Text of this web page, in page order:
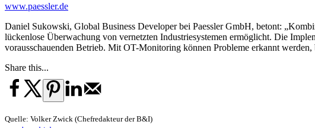
www.paessler.de
Daniel Sukowski, Global Business Developer bei Paessler GmbH, betont:
lückenlose Überwachung von vernetzten Industriesystemen ermöglicht. Die
vorausschauenden Betrieb. Mit OT-Monitoring können Probleme erkannt
Share this...
Quelle: Volker Zwick (Chefredakteur der B&I)